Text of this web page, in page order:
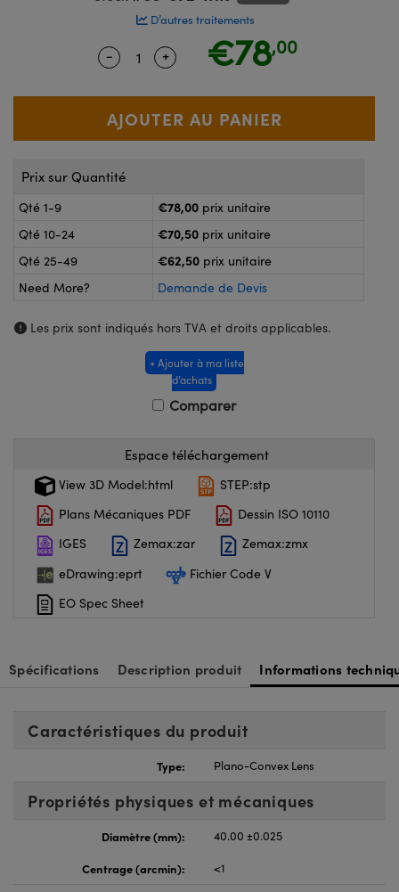
ou Coupleurs
: Caméras
Optiques Lightpath
Gratings™
Optiques de SCHOTT
D’autres traitements
Quantity Selector
- Use the plus and minus buttons to
+ €78,00
Prix sur Quantité
Qté 1-9 €78,00 prix unitaire
Qté 10-24
€70,50 prix unitaire
Qté 25-49
€62,50 prix unitaire
Need More?
Demande de Devis
Les prix sont indiqués hors TVA et droits applicables.
+ Ajouter à ma liste
d’achats
Comparer
Espace téléchargement
View 3D Model:html
STEP:stp
Plans Mécaniques PDF
Dessin ISO 10110
IGES
Zemax:zar
Zemax:zmx
eDrawing:eprt
Fichier Code V
EO Spec Sheet
Spécifications Description produit Informations
Caractéristiques du produit
Type: Plano-Convex Lens
Propriétés physiques et mécaniques
Diamètre (mm):
40.00 ±0.025
Centrage (arcmin):
<1